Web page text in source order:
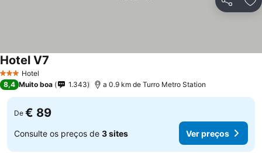
Partilhar
3 EstrelasHotel
Hotel V7
8,4 Muito boa 1.343 a 0.9 km de Turro Metro Station
De € 89
Consulte os preços de 3 sites Ver preços